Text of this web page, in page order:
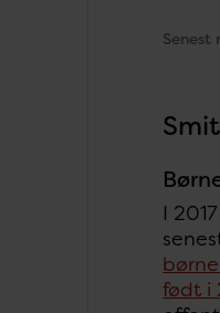
Senest
I
født i